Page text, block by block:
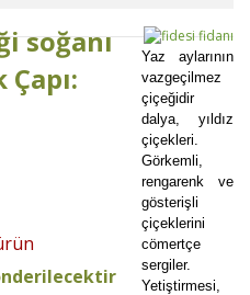
soğanı
Çapı:
Yaz aylarının
vazgeçilmez
çiçeğidir
dalya, yıldız
çiçekleri.
Görkemli,
rengarenk ve
gösterişli
çiçeklerini
cömertçe
sergiler.
Yetiştirmesi,